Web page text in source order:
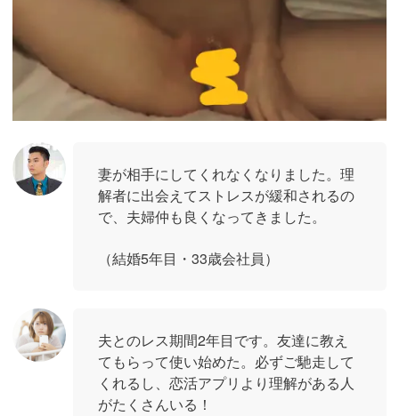
妻が相手にしてくれなくなりました。理
解者に出会えてストレスが緩和されるの
で、夫婦仲も良くなってきました。
（結婚5年目・33歳会社員）
夫とのレス期間2年目です。友達に教え
てもらって使い始めた。必ずご馳走して
くれるし、恋活アプリより理解がある人
がたくさんいる！